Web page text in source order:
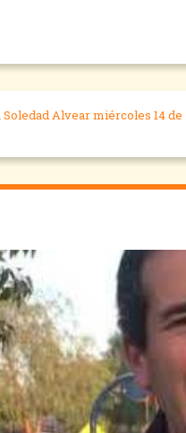
Alvear miércoles 14 de